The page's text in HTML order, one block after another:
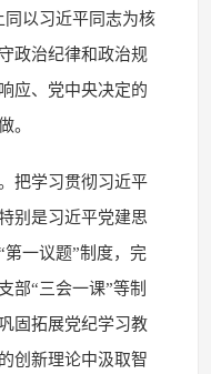
以习近平同志为核
政治纪律和政治规
应、党中央决定的
。
把学习贯彻习近平
别是习近平党建思
一议题”制度，完
部“三会一课”等制
固拓展党纪学习教
创新理论中汲取智